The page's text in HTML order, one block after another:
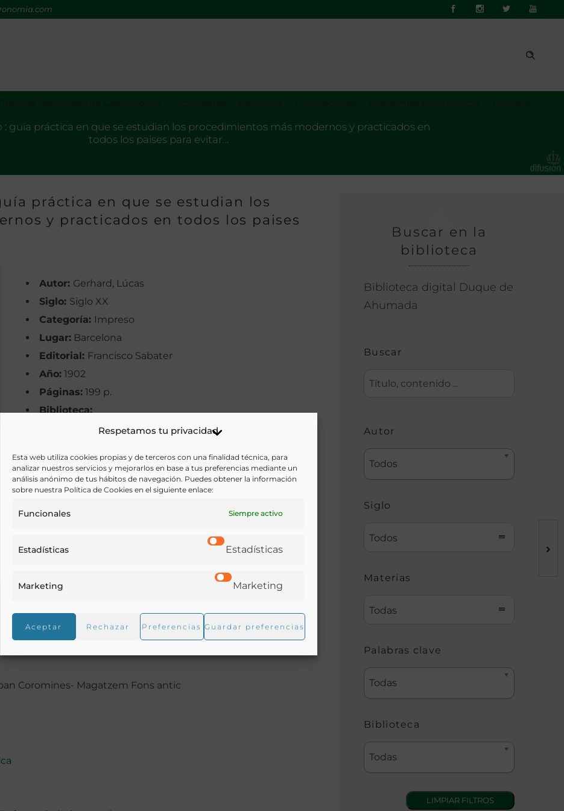
Respetamos tu privacidad
Esta web utiliza cookies propias y de terceros con una finalidad técnica, para
analizar nuestros servicios y mejorarlos en base a tus preferencias mediante un
análisis anónimo de tus hábitos de navegación. Puedes obtener la información
sobre nuestra Política de Cookies en el siguiente enlace:
Funcionales Siempre activo
Estadísticas Estadísticas
Marketing Marketing
Aceptar Rechazar Preferencias Guardar preferencias
: guía práctica en que se estudian los procedimientos más modernos y practicados en
todos los paises para evitar…
práctica en que se estudian los
y practicados en todos los paises
Autor: Gerhard, Lúcas
Siglo: Siglo XX
Categoría: Impreso
Lugar: Barcelona
Editorial: Francisco Sabater
Año: 1902
Páginas: 199 p.
Biblioteca:
Adulteraciones, Bebidas, Medicina, Química
Cerveza, Enfermedad, Licores, Vinos
Idioma:Castellano
Coromines- Magatzem Fons antic
Buscar en la
biblioteca
Biblioteca digital Duque de
Ahumada
Buscar
Autor
Todos
Siglo
Todos
Materias
Todas
Palabras clave
Todas
Biblioteca
Todas